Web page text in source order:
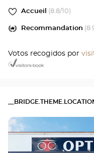
Accueil (8.8/10)
Recommandation (
Votos recogidos por